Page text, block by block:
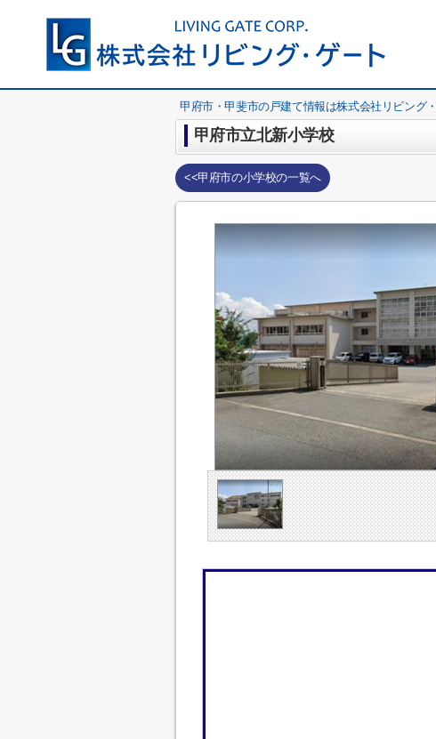
甲府市・甲斐市の戸建て情報は株式会社リビング
甲府市立北新小学校
<<甲府市の小学校の一覧へ